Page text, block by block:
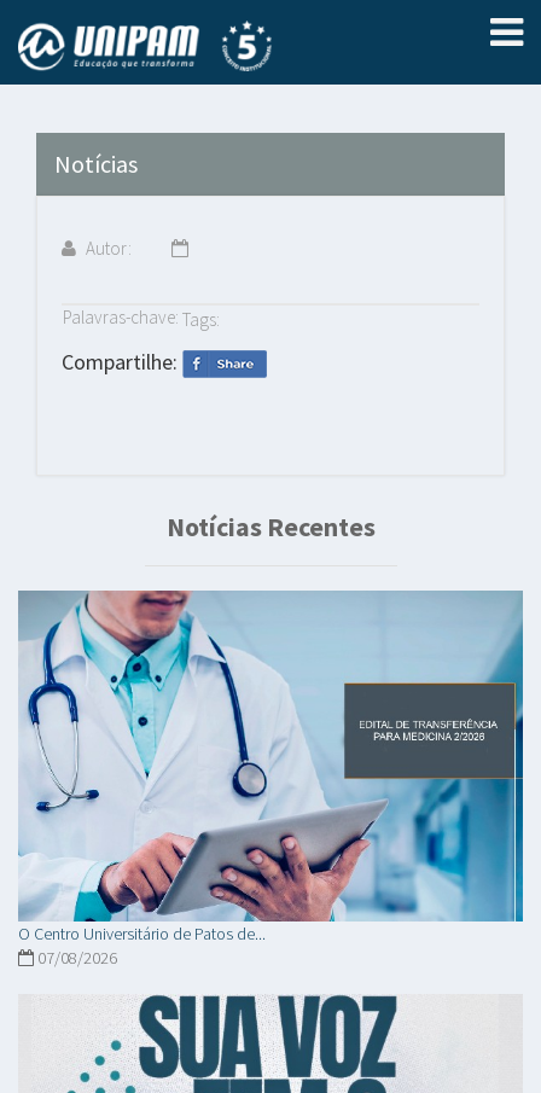
Notícias
Autor:
Palavras-chave: Tags:
Compartilhe:
Notícias Recentes
O Centro Universitário de Patos de...
07/08/2026